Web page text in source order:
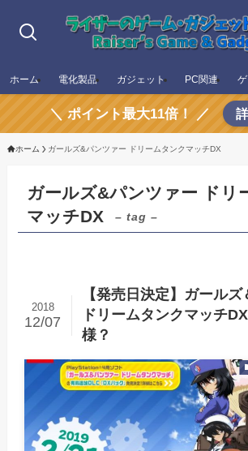
ホーム 電化製品 ガジェット PC関連
＼ ポイント最大11倍！ ／
ホーム ガールズ&パンツァー ドリームタンクマッチDX
ガールズ&パンツァー ドリ
マッチDX
– tag –
【発売日決定】ガール
ドリームタンクマッチ
様？
2018
12/07